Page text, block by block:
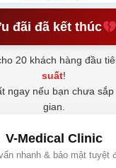
đãi đã kết thúc
20 khách hàng đầu
suất!
ngay nếu bạn chưa
gian.
V-Medical Clinic
nhanh & bảo mật tuyệt